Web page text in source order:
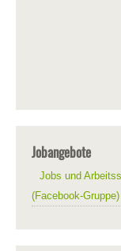
Jobangebote
Jobs und
(Facebook-Gruppe)